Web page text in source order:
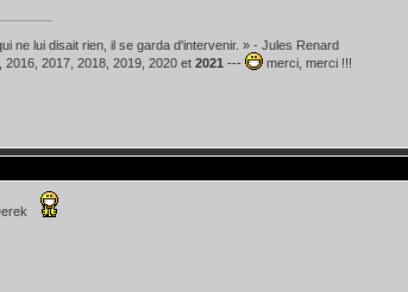
ne lui disait rien, il se garda d'intervenir. » - Jules Renard
2017, 2018, 2019, 2020 et 2021 --- merci, merci !!!